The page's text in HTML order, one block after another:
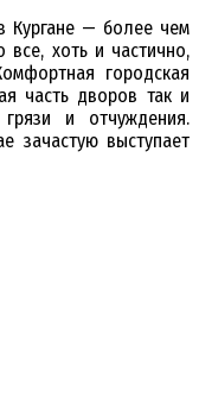
Кургане — более чем
хоть и частично,
городская
часть дворов так и
и отчуждения.
зачастую выступает